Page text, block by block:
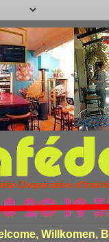
Willkomen,